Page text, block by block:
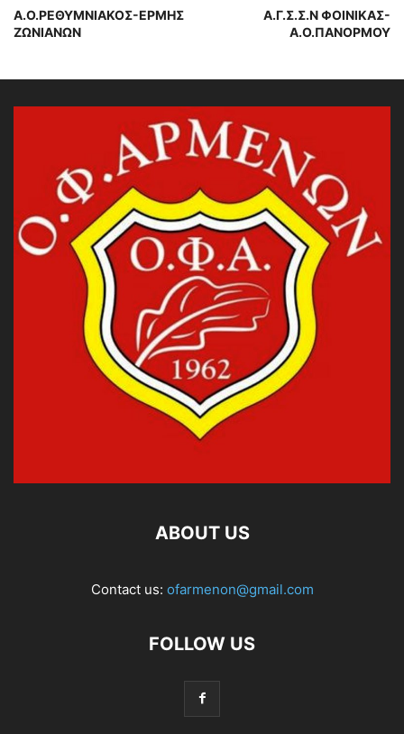
Α.Ο.ΡΕΘΥΜΝΙΑΚΟΣ-ΕΡΜΗΣ
ΖΩΝΙΑΝΩΝ
Α.Γ.Σ.Σ.Ν ΦΟΙΝΙΚΑΣ-
Α.Ο.ΠΑΝΟΡΜΟΥ
ABOUT US
Contact us: ofarmenon@gmail.com
FOLLOW US